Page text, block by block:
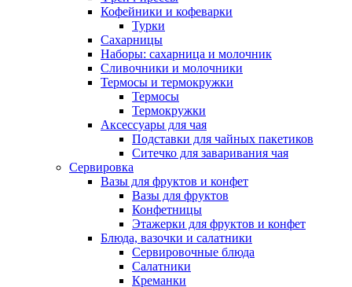
Кофейники и кофеварки
Турки
Сахарницы
Наборы: сахарница и молочник
Сливочники и молочники
Термосы и термокружки
Термосы
Термокружки
Аксессуары для чая
Подставки для чайных пакетиков
Ситечко для заваривания чая
Сервировка
Вазы для фруктов и конфет
Вазы для фруктов
Конфетницы
Этажерки для фруктов и конфет
Блюда, вазочки и салатники
Сервировочные блюда
Салатники
Креманки